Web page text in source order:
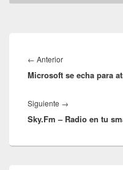
de
entradas
← AnteriorEntrada
anterior:
Microsoft se echa para
Siguiente →
siguiente:
Sky.Fm – Radio en tu